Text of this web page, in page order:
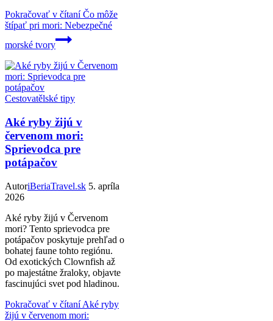
Pokračovať v čítaníČo môže
štípať pri mori: Nebezpečné
morské tvory
Cestovatělské tipy
Aké ryby žijú v
červenom mori:
Sprievodca pre
potápačov
AutoriBeriaTravel.sk 5. apríla
2026
Aké ryby žijú v Červenom
mori? Tento sprievodca pre
potápačov poskytuje prehľad o
bohatej faune tohto regiónu.
Od exotických Clownfish až
po majestátne žraloky, objavte
fascinujúci svet pod hladinou.
Pokračovať v čítaníAké ryby
žijú v červenom mori: